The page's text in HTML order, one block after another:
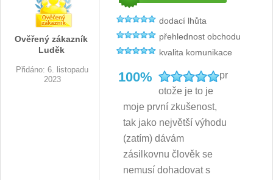
Ověřený zákazník
Luděk
Přidáno: 6. listopadu
2023
dodací lhůta
přehlednost obchodu
kvalita komunikace
100%
pr
otože je to je
moje první zkušenost,
tak jako největší výhodu
(zatím) dávám
zásilkovnu člověk se
nemusí dohadovat s